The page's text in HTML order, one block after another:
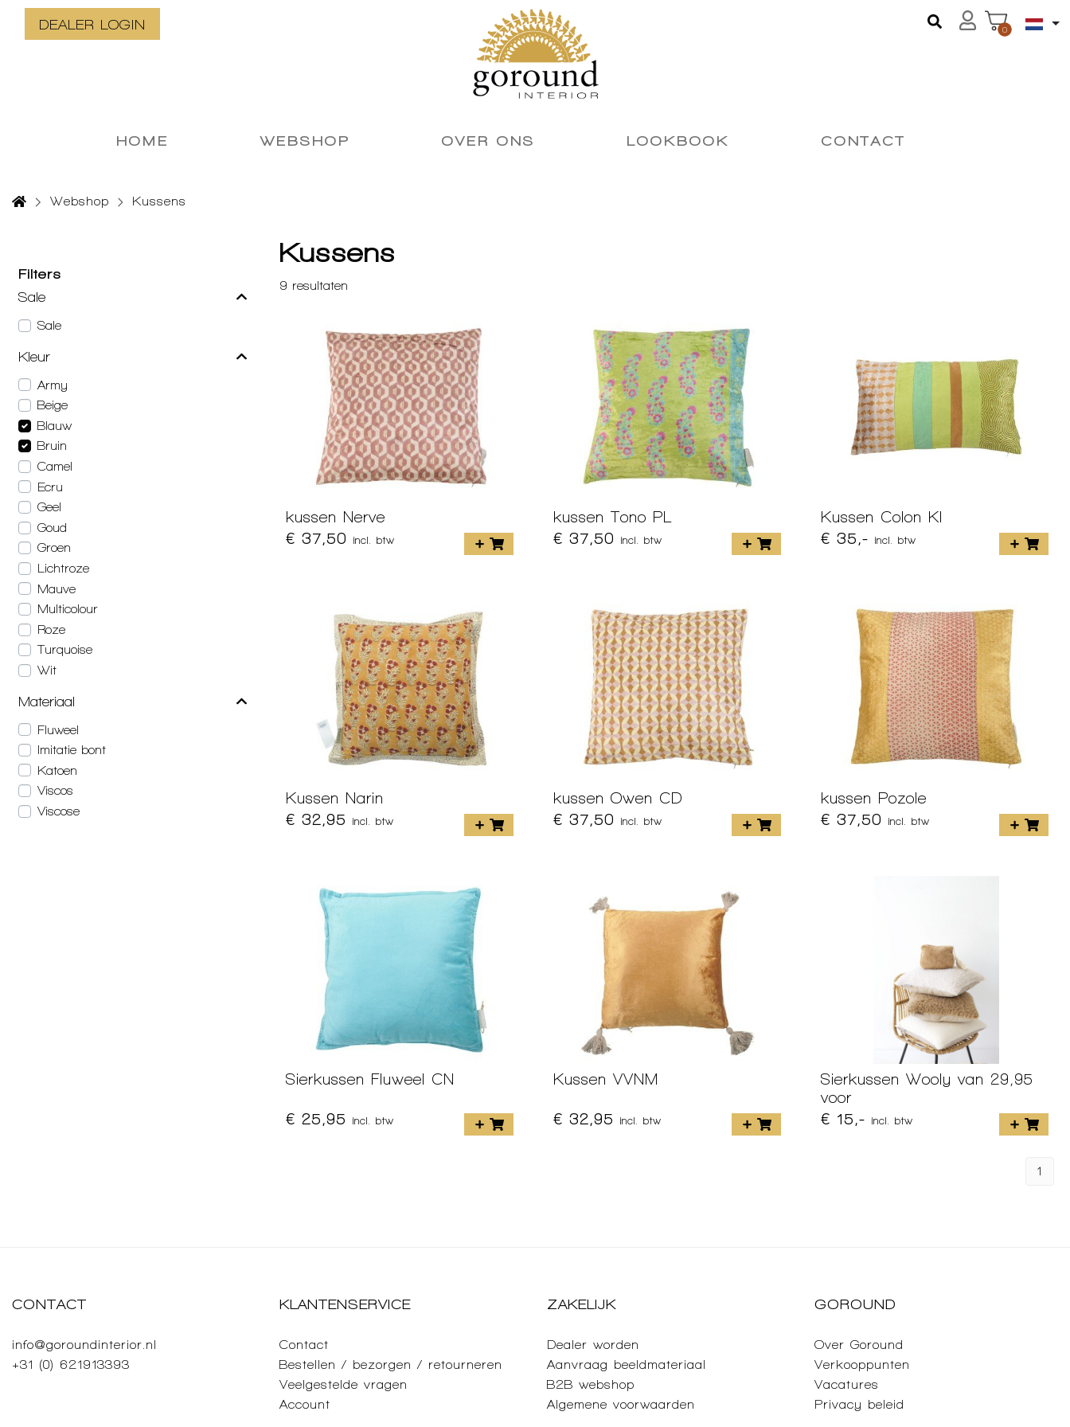
DEALER LOGIN 0
HOME WEBSHOP OVER ONS LOOKBOOK CONTACT
Webshop Kussens
Filters
Sale
Sale
Kleur
Army
Beige
Blauw
Bruin
Camel
Ecru
Geel
Goud
Groen
Lichtroze
Mauve
Multicolour
Roze
Turquoise
Wit
Materiaal
Fluweel
Imitatie bont
Katoen
Viscos
Viscose
Kussens
9 resultaten
kussen Nerve
€ 37,50
incl. btw
kussen Tono PL
€ 37,50
incl. btw
Kussen Colon KI
€ 35,-
incl. btw
Kussen Narin
€ 32,95
incl. btw
kussen Owen CD
€ 37,50
incl. btw
kussen Pozole
€ 37,50
incl. btw
Sierkussen Fluweel CN
€ 25,95 incl. btw
Kussen VVNM
€ 32,95 incl. btw
Sierkussen Wooly van 29,95
voor
€ 15,-
incl. btw
1
CONTACT
info@goroundinterior.nl
+31 (0) 621913393
KLANTENSERVICE
Contact
Bestellen / bezorgen / retourneren
Veelgestelde vragen
Account
ZAKELIJK
Dealer worden
Aanvraag beeldmateriaal
B2B webshop
Algemene voorwaarden
GOROUND
Over Goround
Verkooppunten
Vacatures
Privacy beleid